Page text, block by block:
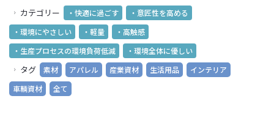
カテゴリー ・快適に過ごす
・意匠性を高める
・環境にやさしい
・軽量
・高触感
・生産プロセスの環境負荷低減
・環境全体に優しい
タグ 素材 アパレル 産業資材 生活用品
インテリア
車輌資材
全て